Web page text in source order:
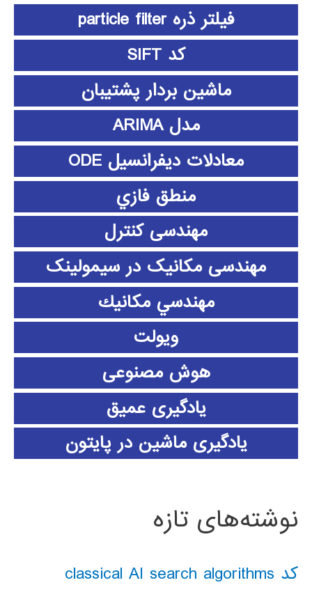
فیلتر ذره particle filter
کد SIFT
ماشین بردار پشتیبان
مدل ARIMA
معادلات دیفرانسیل ODE
منطق فازي
مهندسی کنترل
مهندسی مکانیک در سیمولینک
مهندسي مكانيك
ویولت
هوش مصنوعی
یادگیری عمیق
یادگیری ماشین در پایتون
نوشته‌های تازه
کد classical AI search algorithms